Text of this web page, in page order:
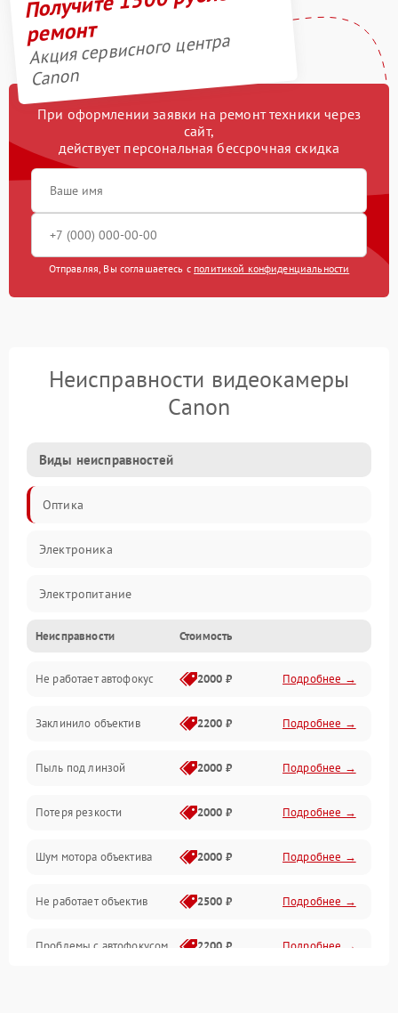
ремонт
Акция сервисного центра
Canon
При оформлении заявки на ремонт техники через
сайт,
действует персональная бессрочная скидка
Отправляя, Вы соглашаетесь с политикой конфиденциальности
Неисправности видеокамеры
Canon
Виды неисправностей
Оптика
Электроника
Электропитание
Видео
Хранение данных
Программное обеспечение
Механические повреждения
Аудио
Неисправности Стоимость
Не работает автофокус 2000 ₽ Подробнее →
Заклинило объектив 2200 ₽ Подробнее →
Пыль под линзой 2000 ₽ Подробнее →
Потеря резкости 2000 ₽ Подробнее →
Шум мотора объектива 2000 ₽ Подробнее →
Не работает объектив 2500 ₽ Подробнее →
Проблемы с автофокусом 2200 ₽ Подробнее →